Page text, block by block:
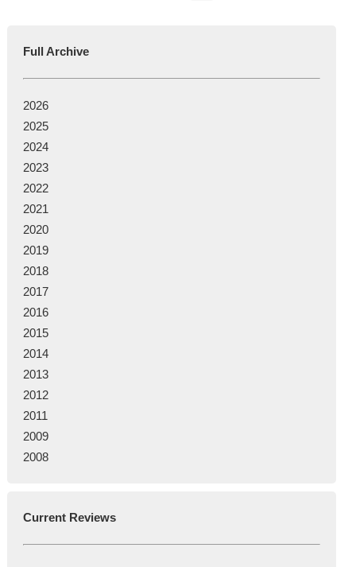
Full Archive
2026
2025
2024
2023
2022
2021
2020
2019
2018
2017
2016
2015
2014
2013
2012
2011
2009
2008
Current Reviews